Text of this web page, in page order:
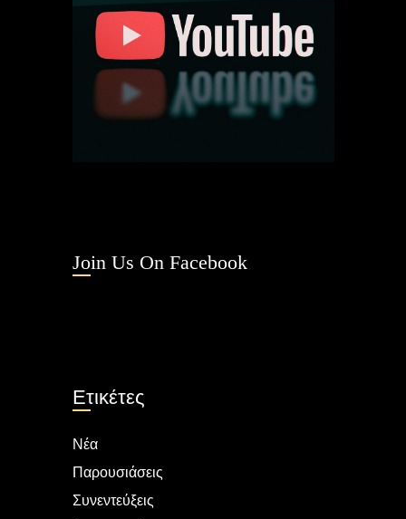
Join Us On Facebook
Ετικέτες
Νέα
Παρουσιάσεις
Συνεντεύξεις